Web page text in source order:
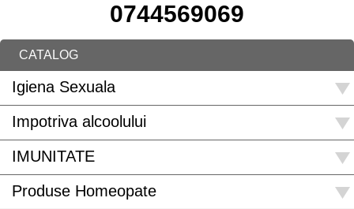
0744569069
CATALOG
Igiena Sexuala
Impotriva alcoolului
IMUNITATE
Produse Homeopate